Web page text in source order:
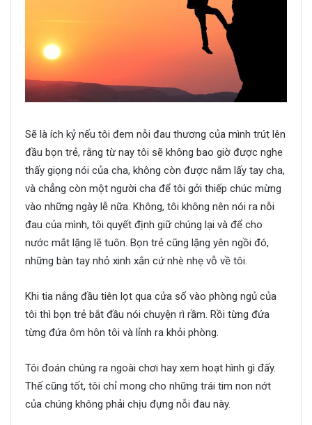
Sẽ là ích kỷ nếu tôi đem nỗi đau thương của mình trút lên
đầu bọn trẻ, rằng từ nay tôi sẽ không bao giờ được nghe
thấy giọng nói của cha, không còn được nắm lấy tay cha,
và chẳng còn một người cha để tôi gởi thiếp chúc mừng
vào những ngày lễ nữa. Không, tôi không nên nói ra nỗi
đau của mình, tôi quyết định giữ chúng lại và để cho
nước mắt lặng lẽ tuôn. Bọn trẻ cũng lặng yên ngồi đó,
những bàn tay nhỏ xinh xắn cứ nhè nhẹ vỗ về tôi.
Khi tia nắng đầu tiên lọt qua cửa sổ vào phòng ngủ của
tôi thì bọn trẻ bắt đầu nói chuyện rì rầm. Rồi từng đứa
từng đứa ôm hôn tôi và lỉnh ra khỏi phòng.
Tôi đoán chúng ra ngoài chơi hay xem hoạt hình gì đấy.
Thế cũng tốt, tôi chỉ mong cho những trái tim non nớt
của chúng không phải chịu đựng nỗi đau này.